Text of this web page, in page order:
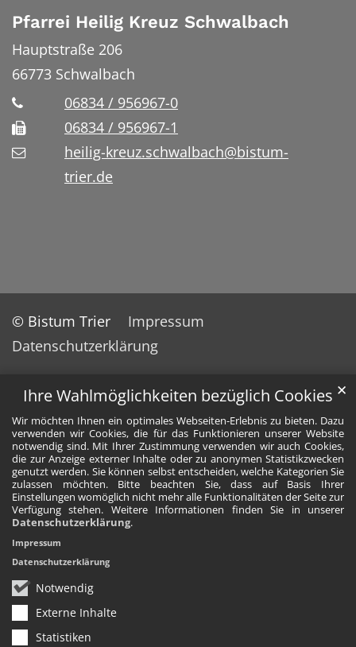
Ihre Wahlmöglichkeiten bezüglich Cookies
Wir möchten Ihnen ein optimales Webseiten-Erlebnis zu bieten. Dazu
verwenden wir Cookies, die für das Funktionieren unserer Website
notwendig sind. Mit Ihrer Zustimmung verwenden wir auch Cookies,
die zur Anzeige externer Inhalte oder zu anonymen Statistikzwecken
genutzt werden. Sie können selbst entscheiden, welche Kategorien Sie
zulassen möchten. Bitte beachten Sie, dass auf Basis Ihrer
Einstellungen womöglich nicht mehr alle Funktionalitäten der Seite zur
Verfügung stehen. Weitere Informationen finden Sie in unserer
Datenschutzerklärung.
Notwendig
Externe Inhalte
Statistiken
✕
Impressum
Datenschutzerklärung
Pfarrei Heilig Kreuz Schwalbach
Hauptstraße 206
66773 Schwalbach
06834 / 956967-0
06834 / 956967-1
heilig-kreuz.schwalbach@bistum-
trier.de
© Bistum Trier
Impressum
Datenschutzerklärung